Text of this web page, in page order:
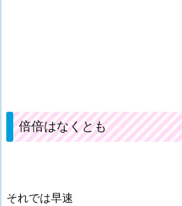
倍倍はなくとも
それでは早速